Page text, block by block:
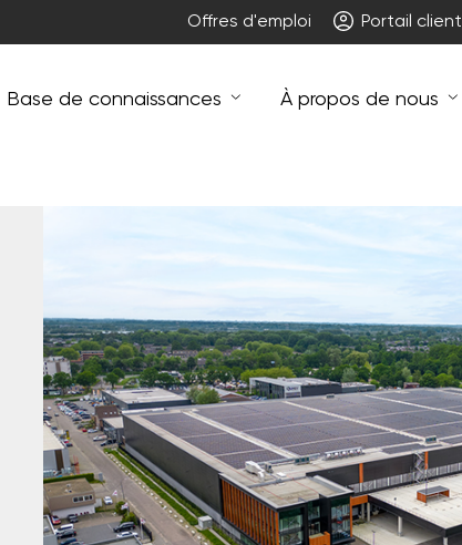
Offres d'emploi Portail client
Base de connaissances À propos de nous